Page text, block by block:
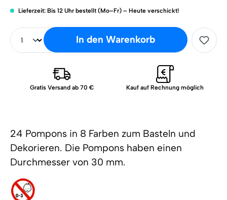
24 Pompons in 8 Farben zum Basteln und
Dekorieren. Die Pompons haben einen
Durchmesser von 30 mm.
Lieferzeit: Bis 12 Uhr bestellt (Mo–Fr) – Heute verschickt!
In den Warenkorb
Gratis Versand ab 70 € Kauf auf Rechnung möglich